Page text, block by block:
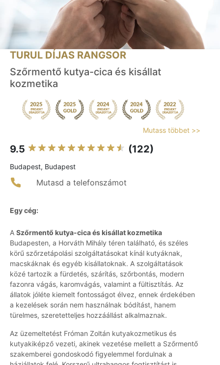
TURUL DÍJAS RANGSOR
Szőrmentő kutya-cica és kisállat
kozmetika
Mutass többet >>
9.5 (122)
Budapest, Budapest
Mutasd a telefonszámot
Egy cég:
A Szőrmentő kutya-cica és kisállat kozmetika
Budapesten, a Horváth Mihály téren található, és széles
körű szőrzetápolási szolgáltatásokat kínál kutyáknak,
macskáknak és egyéb kisállatoknak. A szolgáltatások
közé tartozik a fürdetés, szárítás, szőrbontás, modern
fazonra vágás, karomvágás, valamint a fültisztítás. Az
állatok jóléte kiemelt fontosságot élvez, ennek érdekében
a kezelések során nem használnak bódítást, hanem
türelmes, szeretetteljes hozzáállást alkalmaznak.
Az üzemeltetést Fróman Zoltán kutyakozmetikus és
kutyakiképző vezeti, akinek vezetése mellett a Szőrmentő
szakemberei gondoskodó figyelemmel fordulnak a